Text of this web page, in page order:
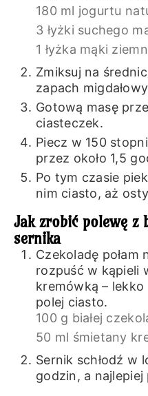
180 ml jogurtu
3 łyżki suchego
1 łyżka mąki
Zmiksuj na
zapach
Gotową masę
ciasteczek.
Piecz w 150
przez około 1,5
Po tym czasie
nim ciasto, aż
Jak zrobić polewę z
sernika
Czekoladę połam
rozpuść w kąpieli
kremówką –
polej ciasto.
100 g białej
50 ml śmietany
Sernik schłodź w
godzin, a